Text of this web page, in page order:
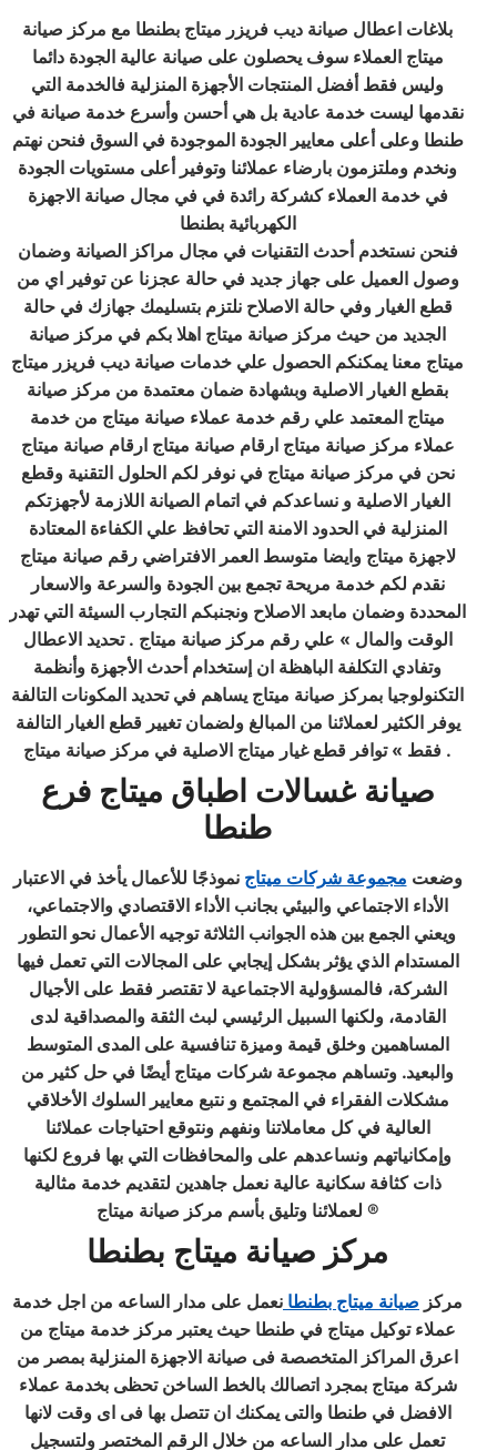
بلاغات اعطال صيانة ديب فريزر ميتاج بطنطا مع مركز صيانة
ميتاج العملاء سوف يحصلون على صيانة عالية الجودة دائما
وليس فقط أفضل المنتجات الأجهزة المنزلية فالخدمة التي
نقدمها ليست خدمة عادية بل هي أحسن وأسرع خدمة صيانة في
طنطا وعلى أعلى معايير الجودة الموجودة في السوق فنحن نهتم
ونخدم وملتزمون بارضاء عملائنا وتوفير أعلى مستويات الجودة
في خدمة العملاء كشركة رائدة في في مجال صيانة الاجهزة
الكهربائية بطنطا
فنحن نستخدم أحدث التقنيات في مجال مراكز الصيانة وضمان
وصول العميل على جهاز جديد في حالة عجزنا عن توفير اي من
قطع الغيار وفي حالة الاصلاح نلتزم بتسليمك جهازك في حالة
الجديد من حيث مركز صيانة ميتاج اهلا بكم في مركز صيانة
ميتاج معنا يمكنكم الحصول علي خدمات صيانة ديب فريزر ميتاج
بقطع الغيار الاصلية وبشهادة ضمان معتمدة من مركز صيانة
ميتاج المعتمد علي رقم خدمة عملاء صيانة ميتاج من خدمة
عملاء مركز صيانة ميتاج ارقام صيانة ميتاج ارقام صيانة ميتاج
نحن في مركز صيانة ميتاج في نوفر لكم الحلول التقنية وقطع
الغيار الاصلية و نساعدكم في اتمام الصيانة اللازمة لأجهزتكم
المنزلية في الحدود الامنة التي تحافظ علي الكفاءة المعتادة
لاجهزة ميتاج وايضا متوسط العمر الافتراضي رقم صيانة ميتاج
نقدم لكم خدمة مريحة تجمع بين الجودة والسرعة والاسعار
المحددة وضمان مابعد الاصلاح ونجنبكم التجارب السيئة التي تهدر
الوقت والمال » علي رقم مركز صيانة ميتاج . تحديد الاعطال
وتفادي التكلفة الباهظة ان إستخدام أحدث الأجهزة وأنظمة
التكنولوجيا بمركز صيانة ميتاج يساهم في تحديد المكونات التالفة
يوفر الكثير لعملائنا من المبالغ ولضمان تغيير قطع الغيار التالفة
فقط » توافر قطع غيار ميتاج الاصلية في مركز صيانة ميتاج .
صيانة غسالات اطباق ميتاج فرع
طنطا
وضعت مجموعة شركات ميتاج نموذجًا للأعمال يأخذ في الاعتبار
الأداء الاجتماعي والبيئي بجانب الأداء الاقتصادي والاجتماعي،
ويعني الجمع بين هذه الجوانب الثلاثة توجيه الأعمال نحو التطور
المستدام الذي يؤثر بشكل إيجابي على المجالات التي تعمل فيها
الشركة، فالمسؤولية الاجتماعية لا تقتصر فقط على الأجيال
القادمة، ولكنها السبيل الرئيسي لبث الثقة والمصداقية لدى
المساهمين وخلق قيمة وميزة تنافسية على المدى المتوسط
والبعيد. وتساهم مجموعة شركات ميتاج أيضًا في حل كثير من
مشكلات الفقراء في المجتمع و نتبع معايير السلوك الأخلاقي
العالية في كل معاملاتنا ونفهم ونتوقع احتياجات عملائنا
وإمكانياتهم ونساعدهم على والمحافظات التي بها فروع لكنها
ذات كثافة سكانية عالية نعمل جاهدين لتقديم خدمة مثالية
لعملائنا وتليق بأسم مركز صيانة ميتاج ®
مركز صيانة ميتاج بطنطا
مركز صيانة ميتاج بطنطا نعمل على مدار الساعه من اجل خدمة
عملاء توكيل ميتاج في طنطا حيث يعتبر مركز خدمة ميتاج من
اعرق المراكز المتخصصة فى صيانة الاجهزة المنزلية بمصر من
شركة ميتاج بمجرد اتصالك بالخط الساخن تحظى بخدمة عملاء
الافضل في طنطا والتى يمكنك ان تتصل بها فى اى وقت لانها
تعمل على مدار الساعه من خلال الرقم المختصر ولتسجيل